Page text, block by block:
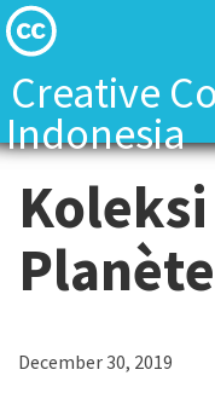
Creative
Indonesia
Creative
Creative
December 30, 2019